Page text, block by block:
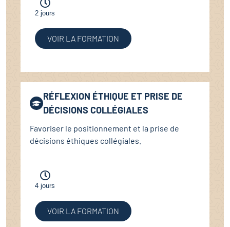
2 jours
VOIR LA FORMATION
RÉFLEXION ÉTHIQUE ET PRISE DE
DÉCISIONS COLLÉGIALES
Favoriser le positionnement et la prise de
décisions éthiques collégiales.
4 jours
VOIR LA FORMATION